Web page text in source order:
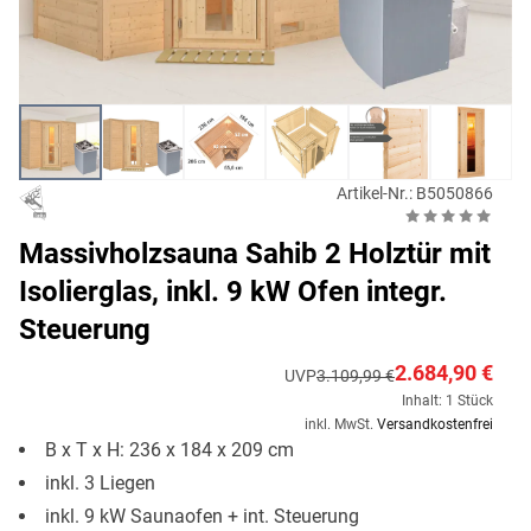
Artikel-Nr.: B5050866
Massivholzsauna Sahib 2 Holztür mit
Isolierglas, inkl. 9 kW Ofen integr.
Steuerung
UVP3.109,99 €2.684,90 €
Inhalt: 1 Stück
inkl. MwSt. Versandkostenfrei
B x T x H: 236 x 184 x 209 cm
inkl. 3 Liegen
inkl. 9 kW Saunaofen + int. Steuerung